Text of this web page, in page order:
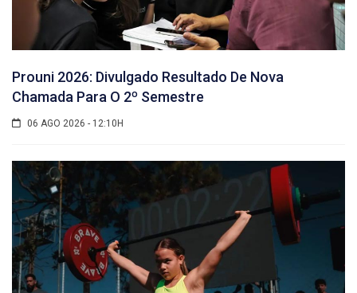
Prouni 2026: Divulgado Resultado De Nova
Chamada Para O 2º Semestre
06 AGO 2026 - 12:10H